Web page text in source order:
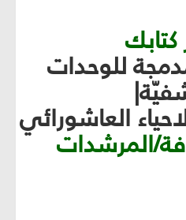
للوحدات
العاشورائي
المرشدات